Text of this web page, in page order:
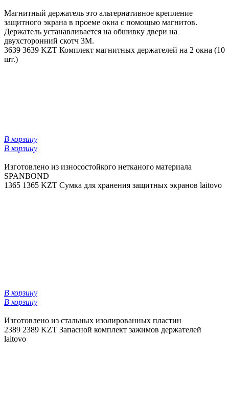
Магнитный держатель это альтернативное крепление
защитного экрана в проеме окна с помощью магнитов.
Держатель устанавливается на обшивку двери на
двухсторонний скотч 3М.
3639 3639 KZT Комплект магнитных держателей на 2 окна (10
шт.)
В корзину
В корзину
Изготовлено из износостойкого нетканого материала
SPANBOND
1365 1365 KZT Сумка для хранения защитных экранов laitovo
В корзину
В корзину
Изготовлено из стальных изолированных пластин
2389 2389 KZT Запасной комплект зажимов держателей
laitovo